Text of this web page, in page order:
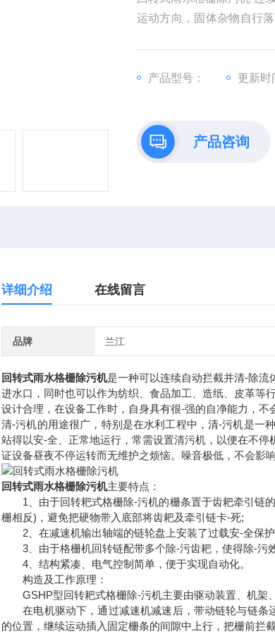
运动方向，固体杂物自行
产品型号： 更新时
产品咨询
详细介绍 在线留言
品牌 兰江
回转式雨水格栅除污机是一种可以连续自动拦截并清-除
进水口，同时也可以作为纺织、食品加工、造纸、皮革等
设计合理，在设备工作时，自身具有很-强的自净能力，不
清-污机的用途很广，特别是在水利工程中，清-污机是一
站得以安-全、正常地运行，常需设置清污机，以便在不
证设备昼夜不停运转而无维护之烦恼。噪音极低，不会影
回转式雨水格栅除污机主要特点：
1、由于回转耙式格栅除-污机的栅条置于齿耙牵引链的
栅相反)，避免把硬物带入底部将齿耙及牵引链卡-死;
2、在减速机输出轴端的链轮盘上安装了过载安-全保护
3、由于格栅机回转链配带多个除-污齿耙，使得除-污
4、结构紧凑、电气控制简单，便于实现自动化。
构造及工作原理：
GSHP型回转耙式格栅除-污机主要由驱动装置、机架
在电机驱动下，通过减速机减速后，带动链轮与链条
的位置，继续运动插入固定栅条的间隙中上行，把栅前拦